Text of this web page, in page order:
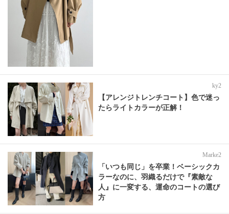
ky2
【アレンジトレンチコート】色で迷っ
たらライトカラーが正解！
Marke2
「いつも同じ」を卒業！ベーシックカ
ラーなのに、羽織るだけで『素敵な
人』に一変する、運命のコートの選び
方